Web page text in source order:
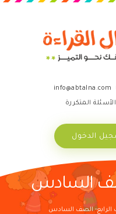
info@abtalna.com
الأسئلة المتكررة
الدخول
السادس
الرابع- الصف السادس